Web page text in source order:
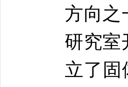
方向之
研究室
立了固